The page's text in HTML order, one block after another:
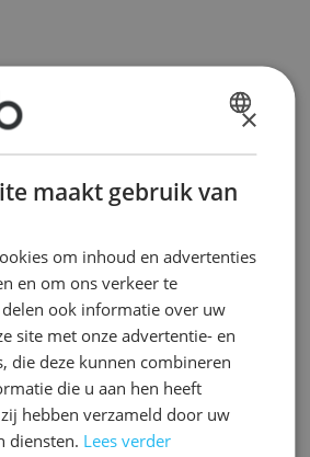
140x190 - wit/eik
×
maakt gebruik van
om inhoud en advertenties
en om ons verkeer te
delen ook informatie over uw
site met onze advertentie- en
die deze kunnen combineren
die u aan hen heeft
hebben verzameld door uw
diensten. Lees verder